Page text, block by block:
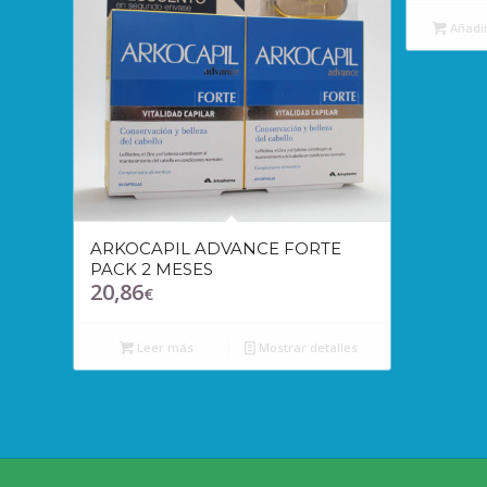
ARKOCAPIL ADVANCE FORTE
PACK 2 MESES
20,86€
Leer más Mostrar detalles